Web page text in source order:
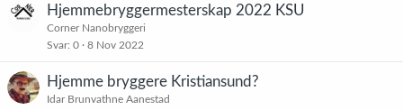
Hjemmebryggermesterskap 2022 KSU
Corner Nanobryggeri
Svar 0 8 Nov 2022
Hjemme bryggere Kristiansund?
Idar Brunvathne Aanestad